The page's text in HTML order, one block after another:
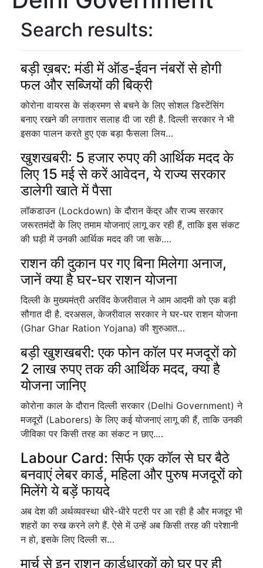
Search results:
बड़ी ख़बर: मंडी में ऑड-ईवन नंबरों से होगी
फल और सब्जियों की बिक्री
कोरोना वायरस के संक्रमण से बचने के लिए सोशल डिस्टेंसिंग
बनाए रखने की लगातार सलाह दी जा रही है. दिल्ली सरकार ने भी
इसका पालन करते हुए एक बड़ा फैसला लिय…
खुशखबरी: 5 हजार रुपए की आर्थिक मदद के
लिए 15 मई से करें आवेदन, ये राज्य सरकार
डालेगी खाते में पैसा
लॉकडाउन (Lockdown) के दौरान केंद्र और राज्य सरकार
जरूरतमंदों के लिए तमाम योजनाएं लागू कर रही हैं, ताकि इस संकट
की घड़ी में उनकी आर्थिक मदद की जा सके.…
राशन की दुकान पर गए बिना मिलेगा अनाज,
जानें क्या है घर-घर राशन योजना
दिल्ली के मुख्यमंत्री अरविंद केजरीवाल ने आम आदमी को एक बड़ी
सौगात दी है. दरअसल, केजरीवाल सरकार ने घर-घर राशन योजना
(Ghar Ghar Ration Yojana) की शुरुआत…
बड़ी खुशखबरी: एक फोन कॉल पर मजदूरों को
2 लाख रुपए तक की आर्थिक मदद, क्या है
योजना जानिए
कोरोना काल के दौरान दिल्ली सरकार (Delhi Government) ने
मजदूरों (Laborers) के लिए कई योजनाएं लागू की हैं, ताकि उनकी
जीविका पर किसी तरह का संकट न छाए.…
Labour Card: सिर्फ एक कॉल से घर बैठे
बनवाएं लेबर कार्ड, महिला और पुरुष मजदूरों को
मिलेंगे ये बड़ें फायदे
अब देश की अर्थव्यवस्था धीरे-धीरे पटरी पर आ रही है और मजदूर भी
शहरों का रुख करने लगे हैं. ऐसे में उन्हें अब किसी तरह की परेशानी
न हो, इसके लिए दिल्ली स…
मार्च से इन राशन कार्डधारकों को घर पर ही